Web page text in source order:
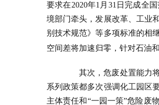
要求在2020年1 月 31 日完成全
境部门牵头，发展改革、工业
别技术规范》等多项标准的相
空间差将加速归零，针对石油
其次，危废处置能力
系列政策都多次强调化工园区
主体责任和“一园一策”危险废